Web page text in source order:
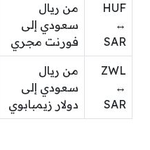
HUF
↔
SAR
من ريال
سعودي إلى
فورنت مجري
ZWL
↔
SAR
من ريال
سعودي إلى
دولار زيمبابوي